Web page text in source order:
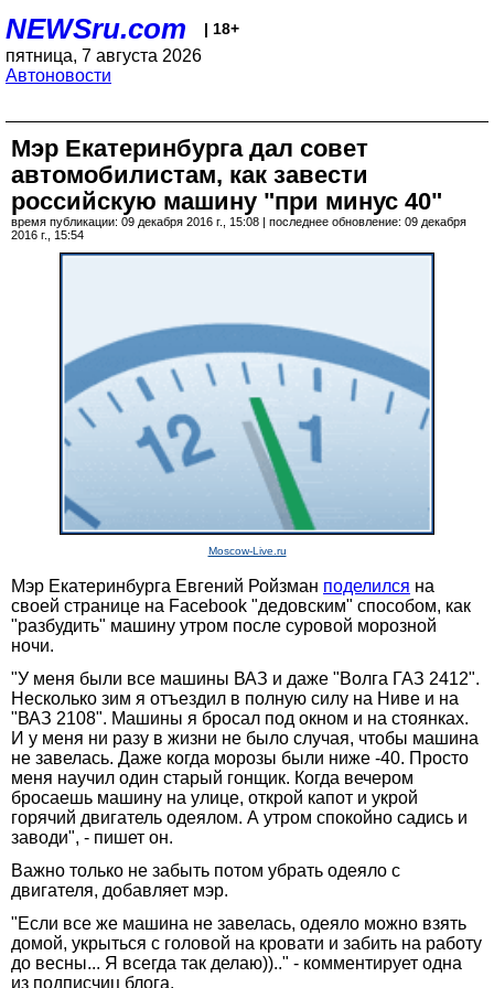
NEWSru.com | 18+
пятница, 7 августа 2026
Автоновости
Мэр Екатеринбурга дал совет
автомобилистам, как завести
российскую машину "при минус 40"
время публикации: 09 декабря 2016 г., 15:08 | последнее обновление: 09 декабря
2016 г., 15:54
Moscow-Live.ru
Мэр Екатеринбурга Евгений Ройзман поделился на
своей странице на Facebook "дедовским" способом, как
"разбудить" машину утром после суровой морозной
ночи.
"У меня были все машины ВАЗ и даже "Волга ГАЗ 2412".
Несколько зим я отъездил в полную силу на Ниве и на
"ВАЗ 2108". Машины я бросал под окном и на стоянках.
И у меня ни разу в жизни не было случая, чтобы машина
не завелась. Даже когда морозы были ниже -40. Просто
меня научил один старый гонщик. Когда вечером
бросаешь машину на улице, открой капот и укрой
горячий двигатель одеялом. А утром спокойно садись и
заводи", - пишет он.
Важно только не забыть потом убрать одеяло с
двигателя, добавляет мэр.
"Если все же машина не завелась, одеяло можно взять
домой, укрыться с головой на кровати и забить на работу
до весны... Я всегда так делаю)).." - комментирует одна
из подписчиц блога.